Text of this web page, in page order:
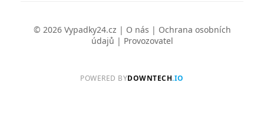
© 2026 Vypadky24.cz | O nás | Ochrana osobních
údajů | Provozovatel
POWERED BYDOWNTECH.IO